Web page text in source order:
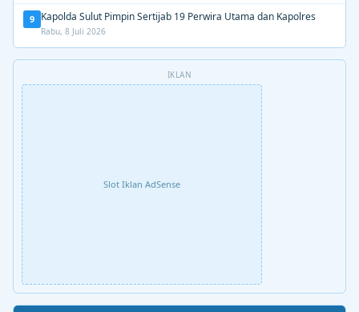
9 Kapolda Sulut Pimpin Sertijab 19 Perwira Utama dan Kapolres
Rabu, 8 Juli 2026
IKLAN
Slot Iklan AdSense